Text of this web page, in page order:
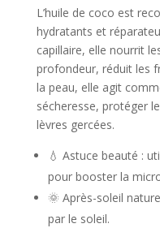
L’huile de coco est
hydratants et
capillaire, elle nourrit
profondeur, réduit les
la peau, elle agit
sécheresse, protéger
lèvres gercées.
💧 Astuce beauté :
pour booster la
🌞 Après-soleil
par le soleil.